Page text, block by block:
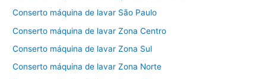
Conserto máquina de lavar São Paulo
Conserto máquina de lavar Zona Centro
Conserto máquina de lavar Zona Sul
Conserto máquina de lavar Zona Norte